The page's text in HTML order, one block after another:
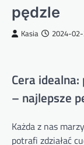
pędzle
Kasia 2024-
Cera
– najlepsze
Każda z nas
potrafi zdziałać